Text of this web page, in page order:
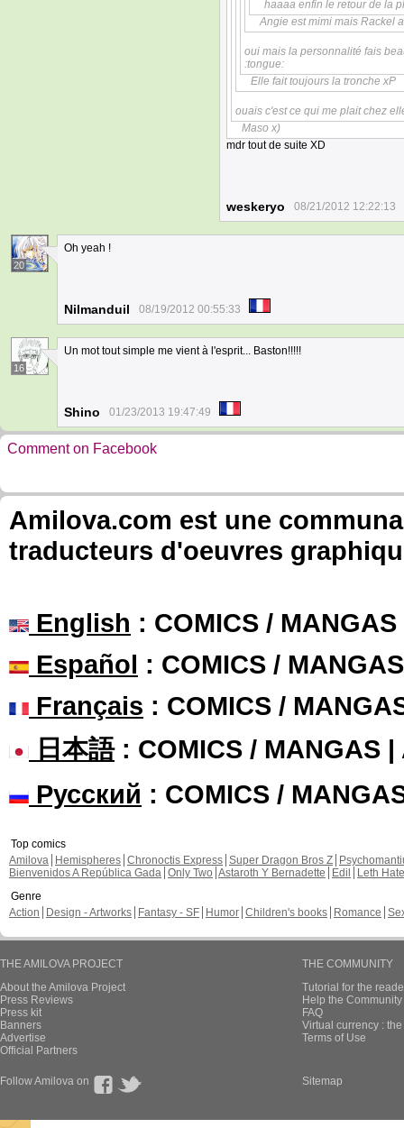
haaaa enfin le retour de la
Angie est mimi mais Rackel
oui mais la personnalité fais
:tongue:
Elle fait toujours la tronche xP
ouais c'est ce qui me plait chez
Maso x)
mdr tout de suite XD
weskeryo 08/21/2012 12:22:13
20
Oh yeah !
Nilmanduil 08/19/2012 00:55:33
16
Un mot tout simple me vient à l'esprit... Baston!!!!!
Shino 01/23/2013 19:47:49
Comment on Facebook
Amilova.com est une
traducteurs d'oeuvres
English : COMICS /
Español : COMICS /
Français : COMICS /
日本語: COMICS / MANGAS |
Русский : COMICS /
Top comics
Amilova
Hemispheres Chronoctis Express Super Dragon Bros Z
Bienvenidos A República Gada Only Two Astaroth Y Bernadette Edil
Leth Hate
Genre
Action
Design - Artworks Fantasy - SF Humor Children's books Romance
THE AMILOVA PROJECT
About the Amilova Project
Press Reviews
Press kit
Banners
Advertise
Official Partners
THE COMMUNITY
Tutorial for the
Help the
FAQ
Virtual currency :
Terms of Use
Follow Amilova on Sitemap